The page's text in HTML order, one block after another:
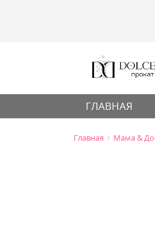
ГЛАВНАЯ
Главная › Мама &